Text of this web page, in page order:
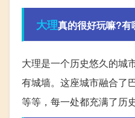
大理真的很好玩嘛?
大理是一个历史悠久的城
有城墙。这座城市融合了
等等，每一处都充满了历